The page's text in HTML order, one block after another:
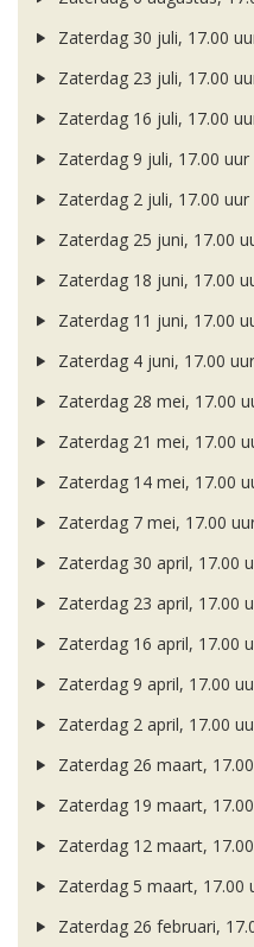
Zaterdag 30 juli, 17.00
Zaterdag 23 juli, 17.00
Zaterdag 16 juli, 17.00
Zaterdag 9 juli, 17.00 uur
Zaterdag 2 juli, 17.00 uur
Zaterdag 25 juni, 17.00
Zaterdag 18 juni, 17.00
Zaterdag 11 juni, 17.00
Zaterdag 4 juni, 17.00 uur
Zaterdag 28 mei, 17.00
Zaterdag 21 mei, 17.00
Zaterdag 14 mei, 17.00
Zaterdag 7 mei, 17.00
Zaterdag 30 april, 17.00
Zaterdag 23 april, 17.00
Zaterdag 16 april, 17.00
Zaterdag 9 april, 17.00
Zaterdag 2 april, 17.00
Zaterdag 26 maart,
Zaterdag 19 maart,
Zaterdag 12 maart,
Zaterdag 5 maart, 17.00
Zaterdag 26 februari,